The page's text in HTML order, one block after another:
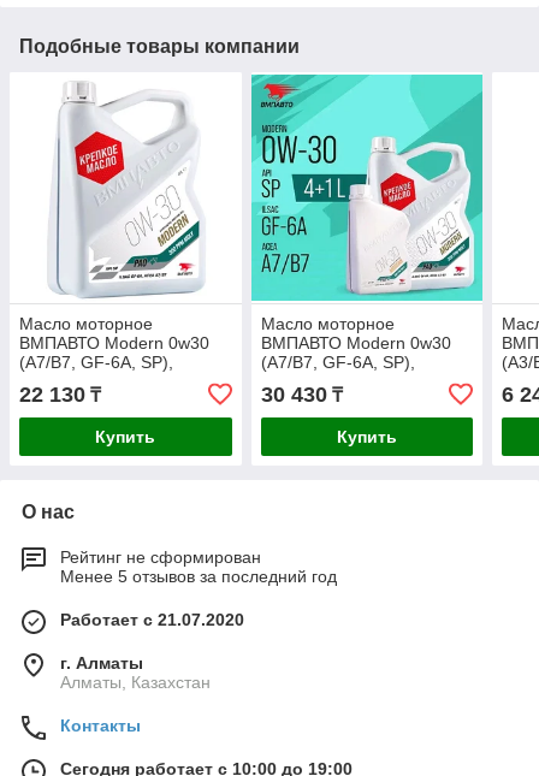
Подобные товары компании
Масло моторное
ВМПАВТО Modern 0w30
(A7/B7, GF-6A, SP),
канистра 4л.
22 130 ₸
Купить
Масло моторное
ВМПАВТО Modern 0w30
(A7/B7, GF-6A, SP),
канистра 4+1л.
30 430₸
Купить
(A3/
6
О нас
Рейтинг не сформирован
Менее 5 отзывов за последний год
Работает с 21.07.2020
г. Алматы
Алматы, Казахстан
Контакты
Сегодня работает с 10:00 до 19:00